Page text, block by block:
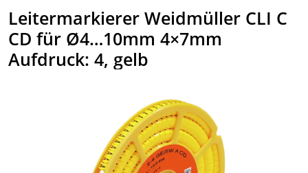
Leitermarkierer Weidmüller CLI C
CD für Ø4…10mm 4×7mm
Aufdruck: 4, gelb